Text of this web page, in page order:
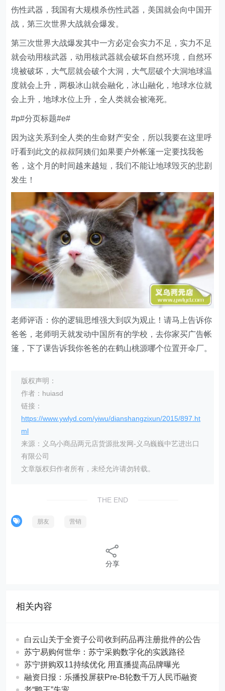
伤性武器，我国有大规模杀伤性武器，美国就会向中国开
战，第三次世界大战就会爆发。
第三次世界大战爆发其中一方必定会实力不足，实力不足
就会动用核武器，动用核武器就会破坏自然环境，自然环
境被破坏，大气层就会破个大洞，大气层破个大洞地球温
度就会上升，两极冰山就会融化，冰山融化，地球水位就
会上升，地球水位上升，全人类就会被淹死。
#p#分页标题#e#
因为这关系到全人类的生命财产安全，所以我要在这里呼
吁看到此文的叔叔阿姨们如果要户外帐篷一定要找我爸
爸，这个月的时间越来越短，我们不能让地球毁灭的悲剧
发生！
老师评语：你的逻辑思维强大到叹为观止！请马上告诉你
爸爸，老师明天就发动中国所有的学校，去你家买广告帐
篷，下了课告诉我你爸爸的在鹤山桃源哪个位置开伞厂。
版权声明：
作者：huiasd
链接：
https://www.ywlyd.com/yiwu/dianshangzixun/2015/897.ht
ml
来源：义乌小商品两元店货源批发网-义乌巍巍中艺进出口
有限公司
文章版权归作者所有，未经允许请勿转载。
THE END
朋友 营销
分享
相关内容
白云山关于全资子公司收到药品再注册批件的公告
苏宁易购何世华：苏宁采购数字化的实践路径
苏宁拼购双11持续优化 用直播提高品牌曝光
融资日报：乐播投屏获Pre-B轮数千万人民币融资